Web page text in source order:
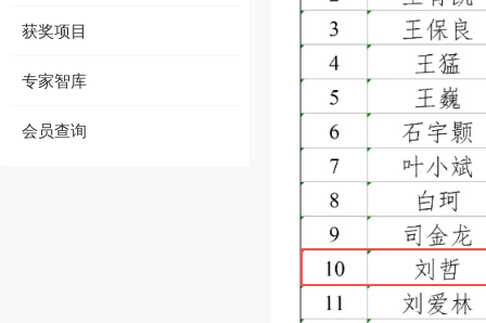
获奖项目
专家智库
会员查询